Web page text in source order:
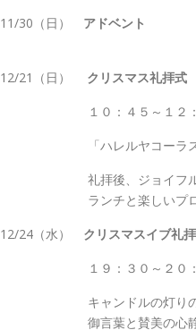
11/30（日） アドベント
12/21（日） クリスマス礼拝式
１０：４５～１２：
「ハレルヤコーラス
礼拝後、ジョイフルク
ランチと楽しいプログ
12/24（水） クリスマスイブ礼
１９：３０～２０：
キャンドルの灯りのな
御言葉と賛美の心静か